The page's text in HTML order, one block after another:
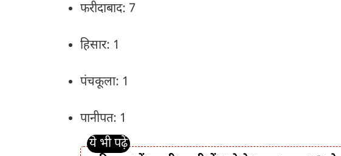
फरीदाबाद: 7
हिसार: 1
पंचकूला: 1
पानीपत: 1